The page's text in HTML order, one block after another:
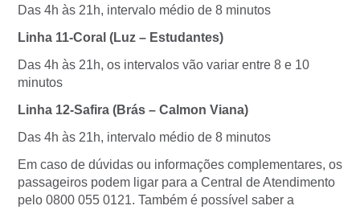
Das 4h às 21h, intervalo médio de 8 minutos
Linha 11-Coral (Luz – Estudantes)
Das 4h às 21h, os intervalos vão variar entre 8 e 10
minutos
Linha 12-Safira (Brás – Calmon Viana)
Das 4h às 21h, intervalo médio de 8 minutos
Em caso de dúvidas ou informações complementares, os
passageiros podem ligar para a Central de Atendimento
pelo 0800 055 0121. Também é possível saber a